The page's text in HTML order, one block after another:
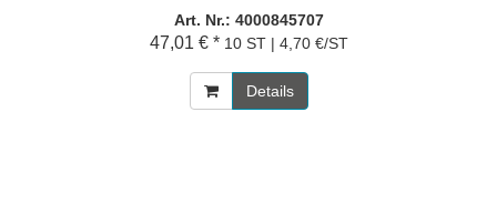
Art. Nr.: 4000845707
47,01 € * 10 ST | 4,70 €/ST
Details